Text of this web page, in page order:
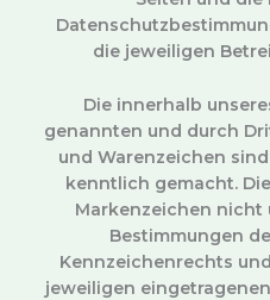
die jeweiligen
Die innerhalb
genannten und durch
und Warenzeichen
kenntlich gemacht.
Markenzeichen
Bestimmungen
Kennzeichenrechts
jeweiligen